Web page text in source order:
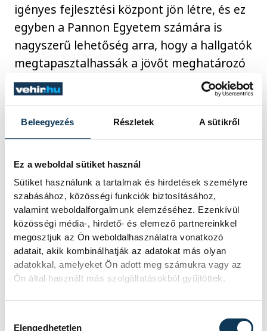
Beleegyezés Részletek A sütikről
Ez a weboldal sütiket használ
Sütiket használunk a tartalmak és hirdetések személyre
szabásához, közösségi funkciók biztosításához,
valamint weboldalforgalmunk elemzéséhez. Ezenkívül
közösségi média-, hirdető- és elemező partnereinkkel
megosztjuk az Ön weboldalhasználatra vonatkozó
adatait, akik kombinálhatják az adatokat más olyan
adatokkal, amelyeket Ön adott meg számukra vagy az
Ön által használt más szolgáltatásokból gyűjtöttek.
Elengedhetetlen
igényes fejlesztési központ jön létre, és ez
egyben a Pannon Egyetem számára is
nagyszerű lehetőség arra, hogy a hallgatók
megtapasztalhassák a jövőt meghatározó
trendeket.
A szerdai irodamegnyitó vendégei
megtekinthették az egyetem felső